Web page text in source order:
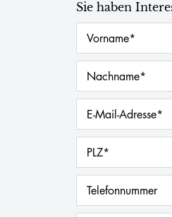
Sie haben